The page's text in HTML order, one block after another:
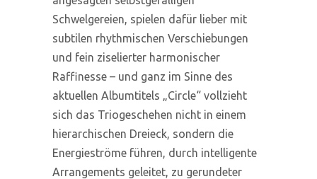
Schwelgereien, spielen dafür lieber mit
subtilen rhythmischen Verschiebungen
und fein ziselierter harmonischer
Raffinesse – und ganz im Sinne des
aktuellen Albumtitels „Circle“ vollzieht
sich das Triogeschehen nicht in einem
hierarchischen Dreieck, sondern die
Energieströme führen, durch intelligente
Arrangements geleitet, zu gerundeter